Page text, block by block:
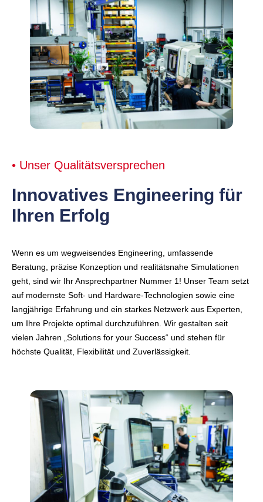
• Unser Qualitätsversprechen
Innovatives Engineering für
Ihren Erfolg
Wenn es um wegweisendes Engineering, umfassende
Beratung, präzise Konzeption und realitätsnahe Simulationen
geht, sind wir Ihr Ansprechpartner Nummer 1! Unser Team setzt
auf modernste Soft- und Hardware-Technologien sowie eine
langjährige Erfahrung und ein starkes Netzwerk aus Experten,
um Ihre Projekte optimal durchzuführen. Wir gestalten seit
vielen Jahren „Solutions for your Success“ und stehen für
höchste Qualität, Flexibilität und Zuverlässigkeit.